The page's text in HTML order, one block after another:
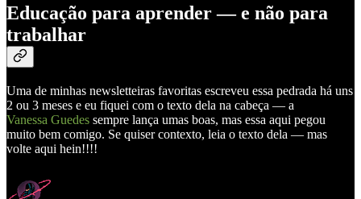
Educação para aprender — e não para
trabalhar
Uma de minhas newsletteiras favoritas escreveu essa pedrada há uns
2 ou 3 meses e eu fiquei com o texto dela na cabeça — a
Vanessa Guedes sempre lança umas boas, mas essa aqui pegou
muito bem comigo. Se quiser contexto, leia o texto dela — mas
volte aqui hein!!!!